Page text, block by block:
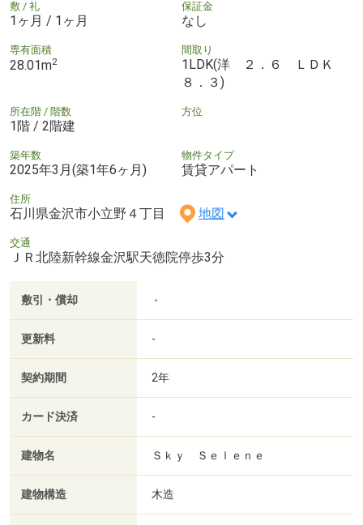
敷 / 礼
1ヶ月 / 1ヶ月
保証金
なし
専有面積
28.01m2
間取り
1LDK(洋 ２．６ ＬＤＫ
８．３)
所在階 / 階数
1階 / 2階建
方位
築年数
2025年3月(築1年6ヶ月)
物件タイプ
賃貸アパート
住所
石川県金沢市小立野４丁目 地図
交通
ＪＲ北陸新幹線金沢駅天徳院停歩3分
敷引・償却 -
更新料 -
契約期間 2年
カード決済 -
建物名 Ｓｋｙ Ｓｅｌｅｎｅ
建物構造 木造